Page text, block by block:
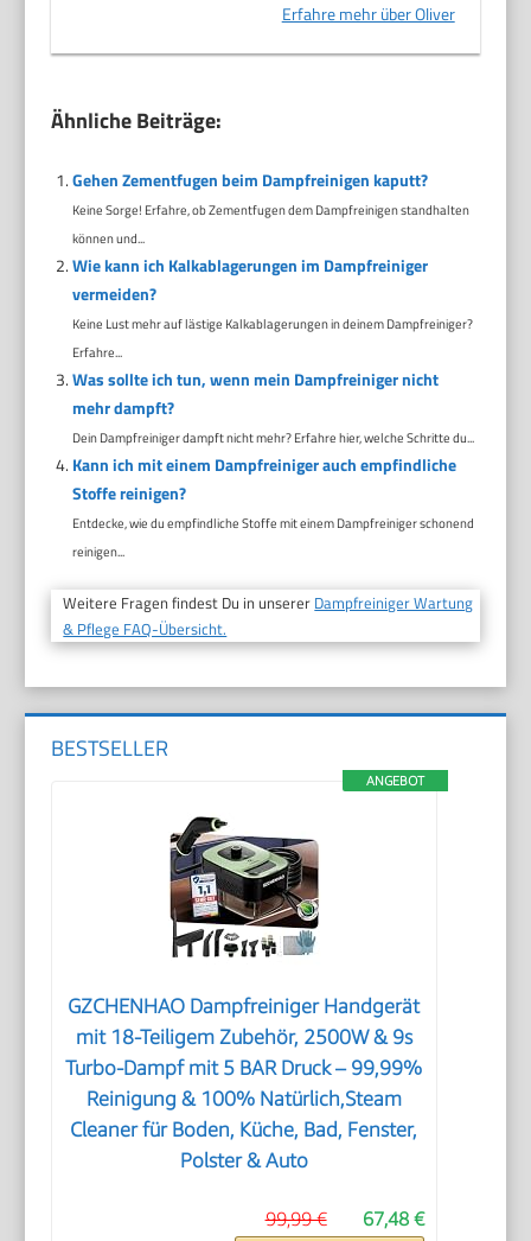
Erfahre mehr über Oliver
Ähnliche Beiträge:
Gehen Zementfugen beim Dampfreinigen kaputt?
Keine Sorge! Erfahre, ob Zementfugen dem Dampfreinigen standhalten
können und...
Wie kann ich Kalkablagerungen im Dampfreiniger
vermeiden?
Keine Lust mehr auf lästige Kalkablagerungen in deinem Dampfreiniger?
Erfahre...
Was sollte ich tun, wenn mein Dampfreiniger nicht
mehr dampft?
Dein Dampfreiniger dampft nicht mehr? Erfahre hier, welche Schritte du...
Kann ich mit einem Dampfreiniger auch empfindliche
Stoffe reinigen?
Entdecke, wie du empfindliche Stoffe mit einem Dampfreiniger schonend
reinigen...
Weitere Fragen findest Du in unserer Dampfreiniger Wartung
& Pflege FAQ-Übersicht.
BESTSELLER
ANGEBOT
GZCHENHAO Dampfreiniger Handgerät
mit 18-Teiligem Zubehör, 2500W & 9s
Turbo-Dampf mit 5 BAR Druck – 99,99%
Reinigung & 100% Natürlich,Steam
Cleaner für Boden, Küche, Bad, Fenster,
Polster & Auto
67,48 €
99,99 €